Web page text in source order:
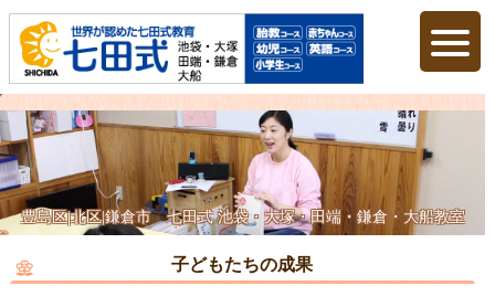
豊島区|北区|鎌倉市 七田式 池袋・大塚・田端・鎌倉・大船教室
子どもたちの成果